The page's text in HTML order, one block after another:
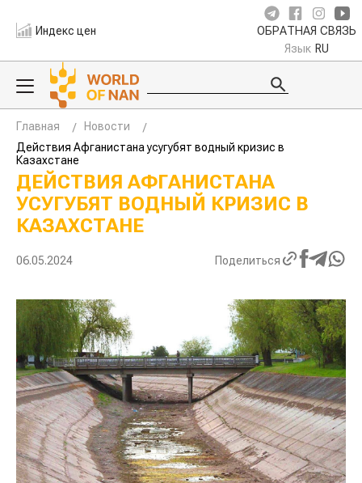
Индекс цен ОБРАТНАЯ СВЯЗЬ
Язык RU
Главная
Новости
Действия Афганистана усугубят водный кризис в
Казахстане
ДЕЙСТВИЯ АФГАНИСТАНА
УСУГУБЯТ ВОДНЫЙ КРИЗИС В
КАЗАХСТАНЕ
06.05.2024 Поделиться